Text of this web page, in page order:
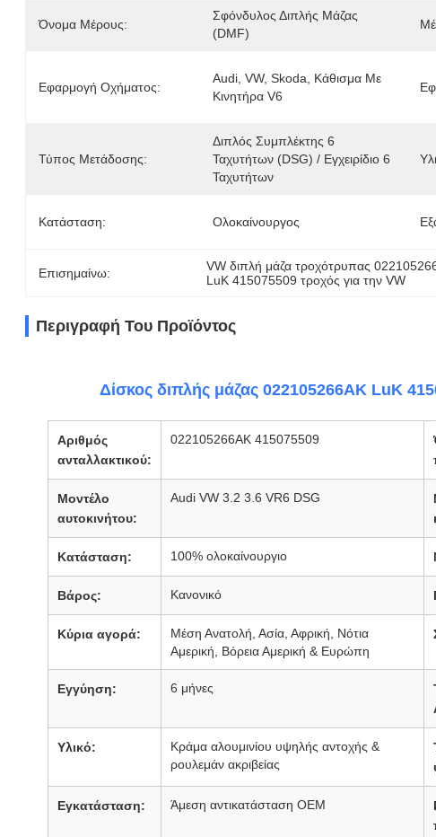
Όνομα Μέρους:
Σφόνδυλος Διπλής Μάζας
(DMF)
Εφαρμογή Οχήματος:
Audi, VW, Skoda, Κάθισμα Με
Κινητήρα V6
Τύπος Μετάδοσης:
Διπλός Συμπλέκτης 6
Ταχυτήτων (DSG) / Εγχειρίδιο 6
Ταχυτήτων
Κατάσταση: Ολοκαίνουργος
Επισημαίνω: VW διπλή μάζα τροχότρυπας
LuK 415075509 τροχός για την VW
Περιγραφή Του Προϊόντος
Δίσκος διπλής μάζας 022105266AK LuK
Αριθμός
ανταλλακτικού:
022105266AK 415075509
Μοντέλο
αυτοκινήτου:
Audi VW 3.2 3.6 VR6 DSG
Κατάσταση: 100% ολοκαίνουργιο
Βάρος: Κανονικό
Κύρια αγορά:
Μέση Ανατολή, Ασία, Αφρική, Νότια
Αμερική, Βόρεια Αμερική & Ευρώπη
Εγγύηση: 6 μήνες
Υλικό:
Κράμα αλουμινίου υψηλής αντοχής &
ρουλεμάν ακριβείας
Εγκατάσταση: Άμεση αντικατάσταση OEM